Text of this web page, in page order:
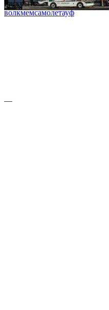
Раскрыть
волкмемсамолетауф
—